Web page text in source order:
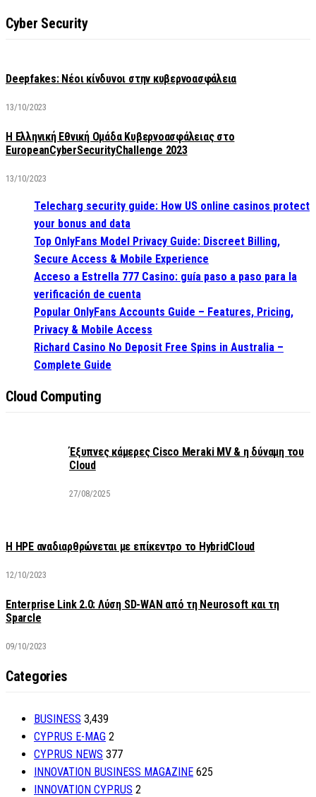
Cyber Security
Deepfakes: Νέοι κίνδυνοι στην κυβερνοασφάλεια
13/10/2023
Η Ελληνική Εθνική Ομάδα Κυβερνοασφάλειας στο
EuropeanCyberSecurityChallenge 2023
13/10/2023
Telecharg security guide: How US online casinos protect
your bonus and data
Top OnlyFans Model Privacy Guide: Discreet Billing,
Secure Access & Mobile Experience
Acceso a Estrella 777 Casino: guía paso a paso para la
verificación de cuenta
Popular OnlyFans Accounts Guide – Features, Pricing,
Privacy & Mobile Access
Richard Casino No Deposit Free Spins in Australia –
Complete Guide
Cloud Computing
Έξυπνες κάμερες Cisco Meraki MV & η δύναμη του
Cloud
27/08/2025
H HPE αναδιαρθρώνεται με επίκεντρο το HybridCloud
12/10/2023
Enterprise Link 2.0: Λύση SD-WAN από τη Neurosoft και τη
Sparcle
09/10/2023
Categories
BUSINESS 3,439
CYPRUS E-MAG 2
CYPRUS NEWS 377
INNOVATION BUSINESS MAGAZINE 625
INNOVATION CYPRUS 2